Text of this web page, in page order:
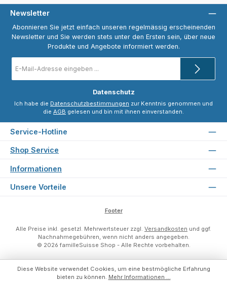
Newsletter
Abonnieren Sie jetzt einfach unseren regelmässig erscheinenden
Newsletter und Sie werden stets unter den Ersten sein, über neue
Produkte und Angebote informiert werden.
Mail-
Datenschutz
Ich habe die Datenschutzbestimmungen zur Kenntnis genommen und
die AGB gelesen und bin mit ihnen einverstanden.
Service-Hotline
Shop Service
Informationen
Unsere Vorteile
Footer
Alle Preise inkl. gesetzl. Mehrwertsteuer zzgl. Versandkosten und ggf.
Nachnahmegebühren, wenn nicht anders angegeben.
© 2026 familleSuisse Shop - Alle Rechte vorbehalten.
Diese Website verwendet Cookies, um eine bestmögliche Erfahrung
bieten zu können. Mehr Informationen ...